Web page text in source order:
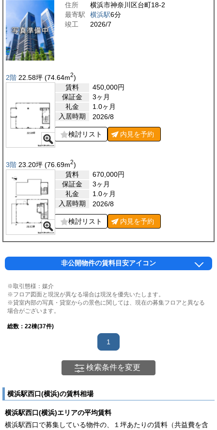
住所
横浜市神奈川区台町18-2
最寄駅
横浜駅6分
竣工
2026/7
2階 22.58坪 (74.64m2)
賃料
450,000円
保証金
3ヶ月
礼金
1.0ヶ月
入居時期
2026/8
検討リスト 内見を予約
3階 23.20坪 (76.69m2)
賃料
670,000円
保証金
3ヶ月
礼金
1.0ヶ月
入居時期
2026/8
検討リスト 内見を予約
非公開物件の賃料目安アイコン
※取引態様：媒介
※フロア図面と現況が異なる場合は現況を優先いたします。
※貸室内部の写真・貸室からの景色に関しては、現在の募集フロアと異なる
場合がございます。
総数： 22棟(37件)
1
検索条件を変更
横浜駅西口(横浜)の賃料相場
横浜駅西口(横浜)エリアの平均賃料
横浜駅西口で募集している物件の、１坪あたりの賃料（共益費を含